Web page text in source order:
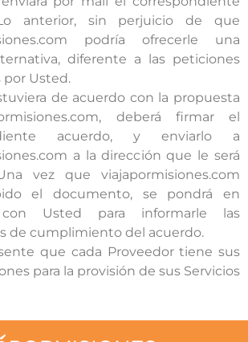
anterior, sin perjuicio de que
podría ofrecerle una
diferente a las peticiones
por Usted.
de acuerdo con la propuesta
deberá firmar el
acuerdo, y enviarlo a
a la dirección que le será
vez que viajapormisiones.com
el documento, se pondrá en
Usted para informarle las
de cumplimiento del acuerdo.
que cada Proveedor tiene sus
para la provisión de sus Servicios